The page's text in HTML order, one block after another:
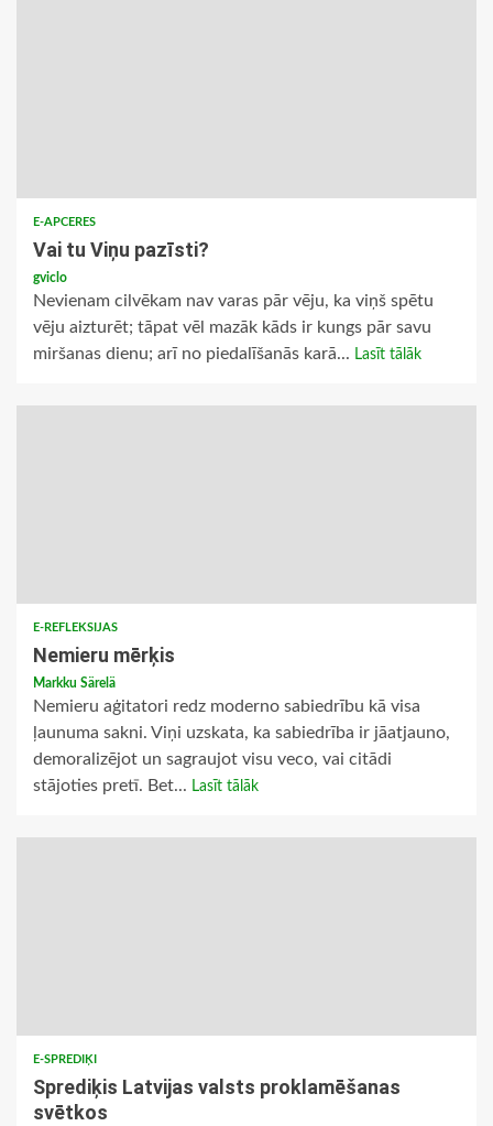
E-APCERES
Vai tu Viņu pazīsti?
gviclo
Nevienam cilvēkam nav varas pār vēju, ka viņš spētu
vēju aizturēt; tāpat vēl mazāk kāds ir kungs pār savu
miršanas dienu; arī no piedalīšanās karā... Lasīt tālāk
E-REFLEKSIJAS
Nemieru mērķis
Markku Särelä
Nemieru aģitatori redz moderno sabiedrību kā visa
ļaunuma sakni. Viņi uzskata, ka sabiedrība ir jāatjauno,
demoralizējot un sagraujot visu veco, vai citādi
stājoties pretī. Bet... Lasīt tālāk
E-SPREDIĶI
Sprediķis Latvijas valsts proklamēšanas
svētkos